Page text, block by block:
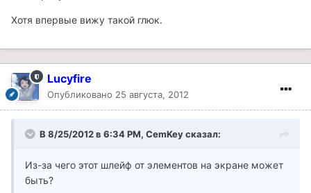
Хотя впервые вижу такой глюк.
Lucyfire
Опубликовано 25 августа, 2012
В 8/25/2012 в 6:34 PM, CemKey сказал:
Из-за чего этот шлейф от элементов на экране может
быть?